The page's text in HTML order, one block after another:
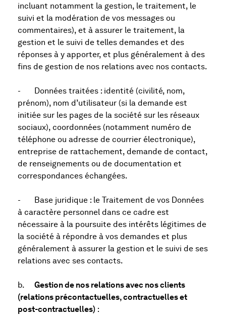
incluant notamment la gestion, le traitement, le
suivi et la modération de vos messages ou
commentaires), et à assurer le traitement, la
gestion et le suivi de telles demandes et des
réponses à y apporter, et plus généralement à des
fins de gestion de nos relations avec nos contacts.
- Données traitées : identité (civilité, nom,
prénom), nom d’utilisateur (si la demande est
initiée sur les pages de la société sur les réseaux
sociaux), coordonnées (notamment numéro de
téléphone ou adresse de courrier électronique),
entreprise de rattachement, demande de contact,
de renseignements ou de documentation et
correspondances échangées.
- Base juridique : le Traitement de vos Données
à caractère personnel dans ce cadre est
nécessaire à la poursuite des intérêts légitimes de
la société à répondre à vos demandes et plus
généralement à assurer la gestion et le suivi de ses
relations avec ses contacts.
b. Gestion de nos relations avec nos clients
(relations précontactuelles, contractuelles et
post-contractuelles) :